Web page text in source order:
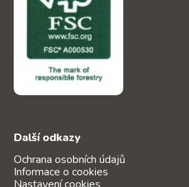
Další odkazy
Ochrana osobních údajů
Informace o cookies